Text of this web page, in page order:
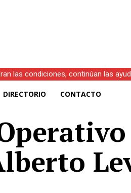
las condiciones, continúan las
DIRECTORIO CONTACTO